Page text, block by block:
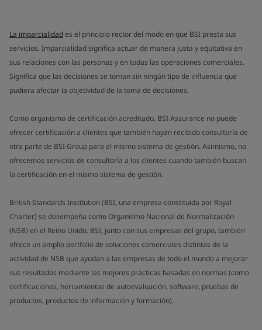
La imparcialidades el principio rector del modo en que BSI presta sus
servicios. Imparcialidad significa actuar de manera justa y equitativa en
sus relaciones con las personas y en todas las operaciones comerciales.
Significa que las decisiones se toman sin ningún tipo de influencia que
pudiera afectar la objetividad de la toma de decisiones.
Como organismo de certificación acreditado, BSI Assurance no puede
ofrecer certificación a clientes que también hayan recibido consultoría de
otra parte de BSI Group para el mismo sistema de gestión. Asimismo, no
ofrecemos servicios de consultoría a los clientes cuando también buscan
la certificación en el mismo sistema de gestión.
British Standards Institution (BSI, una empresa constituida por Royal
Charter) se desempeña como Organismo Nacional de Normalización
(NSB) en el Reino Unido. BSI, junto con sus empresas del grupo, también
ofrece un amplio portfolio de soluciones comerciales distintas de la
actividad de NSB que ayudan a las empresas de todo el mundo a mejorar
sus resultados mediante las mejores prácticas basadas en normas (como
certificaciones, herramientas de autoevaluación, software, pruebas de
productos, productos de información y formación).